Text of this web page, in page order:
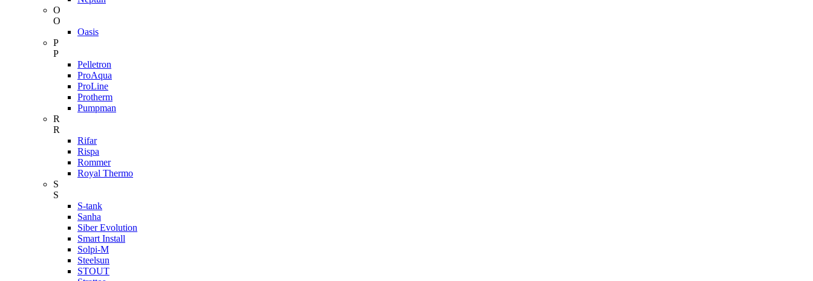
O
O
Oasis
P
P
Pelletron
ProAqua
ProLine
Protherm
Pumpman
R
R
Rifar
Rispa
Rommer
Royal Thermo
S
S
S-tank
Sanha
Siber Evolution
Smart Install
Solpi-M
Steelsun
STOUT